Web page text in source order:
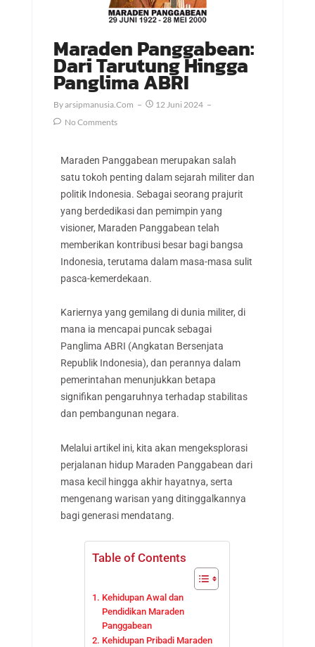
Maraden Panggabean:
Dari Tarutung Hingga
Panglima ABRI
ByArsipmanusia.com
12 Juni 2024
No Comments
Maraden Panggabean merupakan salah
satu tokoh penting dalam sejarah militer dan
politik Indonesia. Sebagai seorang prajurit
yang berdedikasi dan pemimpin yang
visioner, Maraden Panggabean telah
memberikan kontribusi besar bagi bangsa
Indonesia, terutama dalam masa-masa sulit
pasca-kemerdekaan.
Kariernya yang gemilang di dunia militer, di
mana ia mencapai puncak sebagai
Panglima ABRI (Angkatan Bersenjata
Republik Indonesia), dan perannya dalam
pemerintahan menunjukkan betapa
signifikan pengaruhnya terhadap stabilitas
dan pembangunan negara.
Melalui artikel ini, kita akan mengeksplorasi
perjalanan hidup Maraden Panggabean dari
masa kecil hingga akhir hayatnya, serta
mengenang warisan yang ditinggalkannya
bagi generasi mendatang.
Table of Contents
Kehidupan Awal dan
Pendidikan Maraden
Panggabean
Kehidupan Pribadi Maraden